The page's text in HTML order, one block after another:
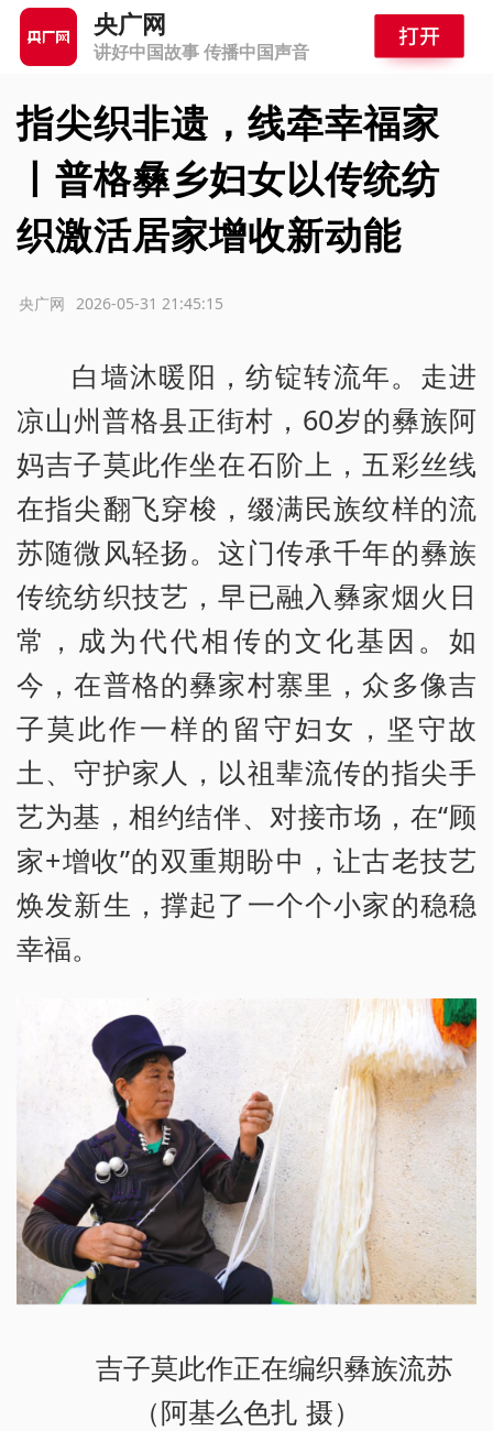
央广网
讲好中国故事 传播中国声音
指尖织非遗，线牵幸福家
丨普格彝乡妇女以传统纺
织激活居家增收新动能
2026-05-31 21:45:15
央广网
白墙沐暖阳，纺锭转流年。走进
凉山州普格县正街村，60岁的彝族阿
妈吉子莫此作坐在石阶上，五彩丝线
在指尖翻飞穿梭，缀满民族纹样的流
苏随微风轻扬。这门传承千年的彝族
传统纺织技艺，早已融入彝家烟火日
常，成为代代相传的文化基因。如
今，在普格的彝家村寨里，众多像吉
子莫此作一样的留守妇女，坚守故
土、守护家人，以祖辈流传的指尖手
艺为基，相约结伴、对接市场，在“顾
家+增收”的双重期盼中，让古老技艺
焕发新生，撑起了一个个小家的稳稳
幸福。
吉子莫此作正在编织彝族流苏
（阿基么色扎 摄）